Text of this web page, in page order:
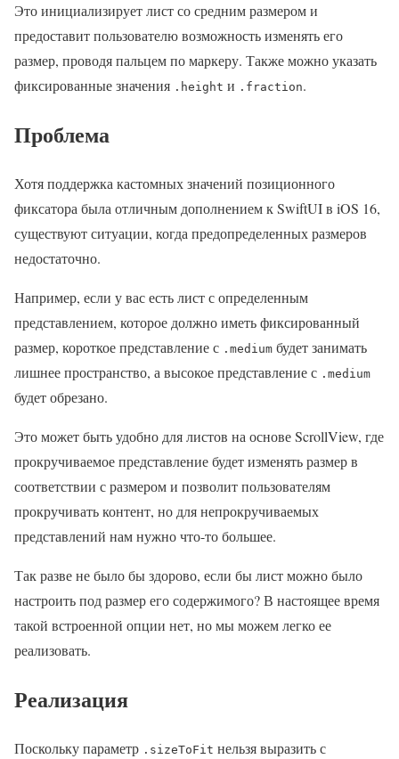
Это инициализирует лист со средним размером и
предоставит пользователю возможность изменять его
размер, проводя пальцем по маркеру. Также можно указать
фиксированные значения .height и .fraction.
Проблема
Хотя поддержка кастомных значений позиционного
фиксатора была отличным дополнением к SwiftUI в iOS 16,
существуют ситуации, когда предопределенных размеров
недостаточно.
Например, если у вас есть лист с определенным
представлением, которое должно иметь фиксированный
размер, короткое представление с .medium будет занимать
лишнее пространство, а высокое представление с .medium
будет обрезано.
Это может быть удобно для листов на основе ScrollView, где
прокручиваемое представление будет изменять размер в
соответствии с размером и позволит пользователям
прокручивать контент, но для непрокручиваемых
представлений нам нужно что-то большее.
Так разве не было бы здорово, если бы лист можно было
настроить под размер его содержимого? В настоящее время
такой встроенной опции нет, но мы можем легко ее
реализовать.
Реализация
Поскольку параметр .sizeToFit нельзя выразить с